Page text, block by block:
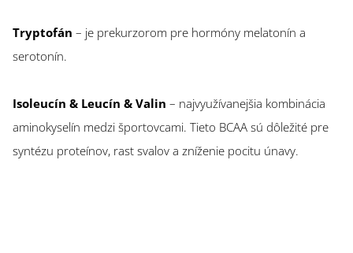
Tryptofán – je prekurzorom pre hormóny melatonín a
serotonín.
Isoleucín & Leucín & Valin – najvyužívanejšia kombinácia
aminokyselín medzi športovcami. Tieto BCAA sú dôležité pre
syntézu proteínov, rast svalov a zníženie pocitu únavy.